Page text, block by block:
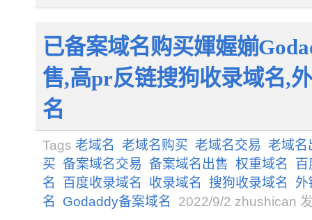
已备案域名购买媈媉媊
售,高pr反链搜狗收录域名,
名
Tags 老域名 老域名购买 老域名交易
老域名
买 备案域名交易 备案域名出售 权重域名
名
百度收录域名 收录域名 搜狗收录域名
外
名
Godaddy备案域名 2022/9/2 zhushican